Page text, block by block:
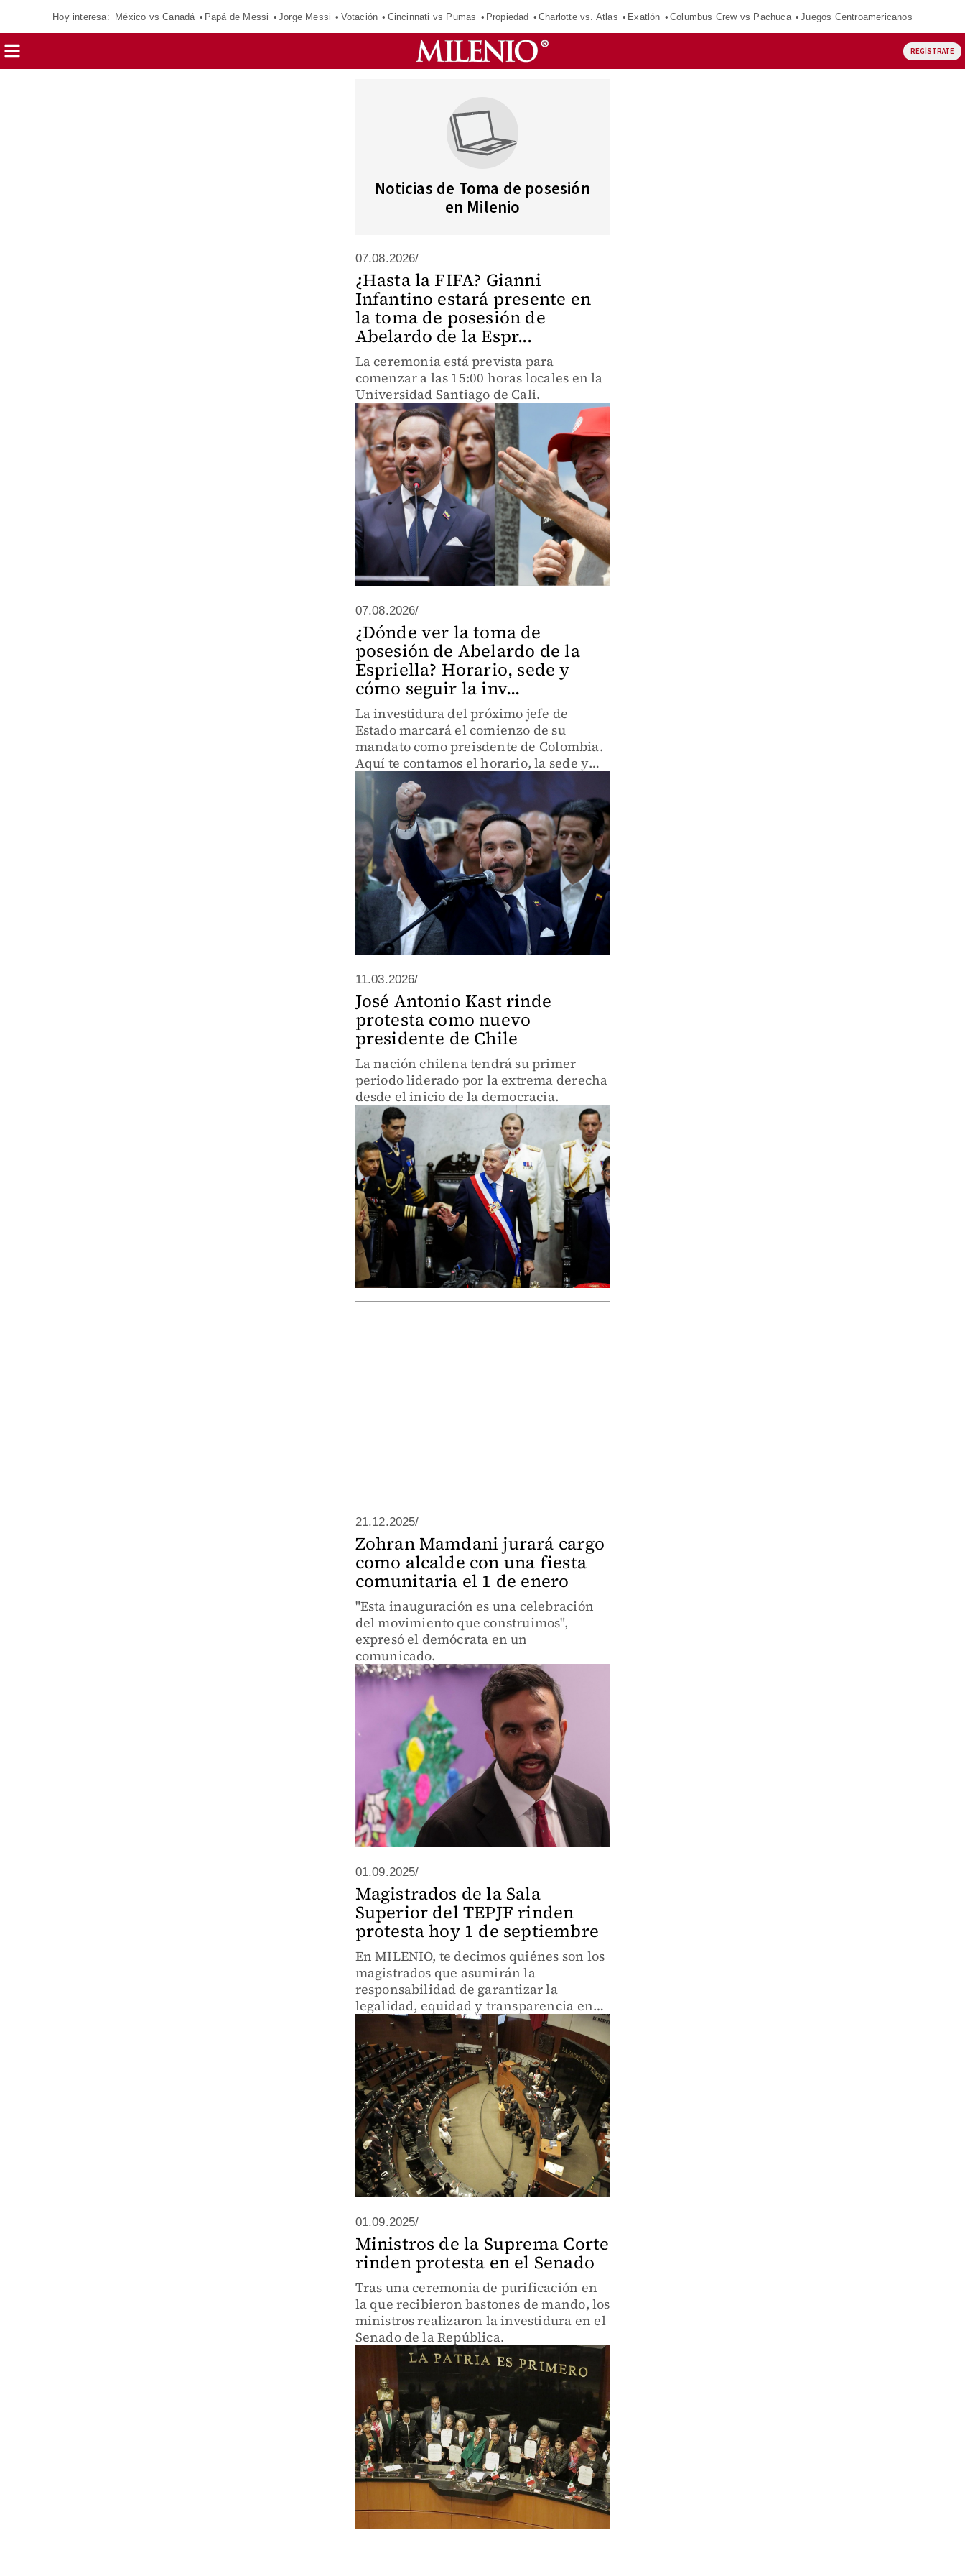
Hoy interesa: México vs Canadá Papá de Messi Jorge Messi Votación Cincinnati vs Pumas Propiedad Charlotte vs. Atlas Exatlón Columbus Crew vs Pachuca Juegos Centroamericanos
REGÍSTRATE
Noticias de Toma de posesión
en Milenio
07.08.2026/
¿Hasta la FIFA? Gianni
Infantino estará presente en
la toma de posesión de
Abelardo de la Espr...
La ceremonia está prevista para
comenzar a las 15:00 horas locales en la
Universidad Santiago de Cali.
07.08.2026/
¿Dónde ver la toma de
posesión de Abelardo de la
Espriella? Horario, sede y
cómo seguir la inv...
La investidura del próximo jefe de
Estado marcará el comienzo de su
mandato como preisdente de Colombia.
Aquí te contamos el horario, la sede y
dónde ver la ceremonia en directo.
11.03.2026/
José Antonio Kast rinde
protesta como nuevo
presidente de Chile
La nación chilena tendrá su primer
periodo liderado por la extrema derecha
desde el inicio de la democracia.
21.12.2025/
Zohran Mamdani jurará cargo
como alcalde con una fiesta
comunitaria el 1 de enero
"Esta inauguración es una celebración
del movimiento que construimos",
expresó el demócrata en un
comunicado.
01.09.2025/
Magistrados de la Sala
Superior del TEPJF rinden
protesta hoy 1 de septiembre
En MILENIO, te decimos quiénes son los
magistrados que asumirán la
responsabilidad de garantizar la
legalidad, equidad y transparencia en
las elecciones federales y locales.
01.09.2025/
Ministros de la Suprema Corte
rinden protesta en el Senado
Tras una ceremonia de purificación en
la que recibieron bastones de mando, los
ministros realizaron la investidura en el
Senado de la República.